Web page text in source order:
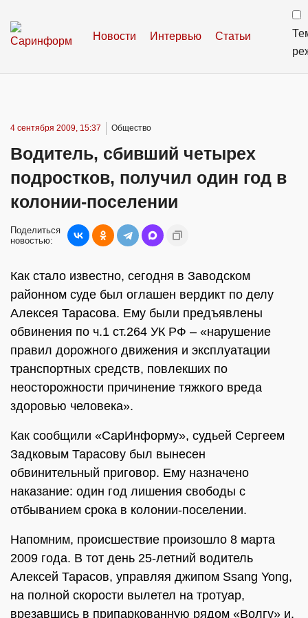
Новости Интервью Статьи
4 сентября 2009, 15:37 Общество
Водитель, сбивший четырех
подростков, получил один год в
колонии-поселении
Поделиться
новостью:
Как стало известно, сегодня в Заводском
районном суде был оглашен вердикт по делу
Алексея Тарасова. Ему были предъявлены
обвинения по ч.1 ст.264 УК РФ – «нарушение
правил дорожного движения и эксплуатации
транспортных средств, повлекших по
неосторожности причинение тяжкого вреда
здоровью человека».
Как сообщили «СарИнформу», судьей Сергеем
Задковым Тарасову был вынесен
обвинительный приговор. Ему назначено
наказание: один год лишения свободы с
отбыванием срока в колонии-поселении.
Напомним, происшествие произошло 8 марта
2009 года. В тот день 25-летний водитель
Алексей Тарасов, управляя джипом Ssang Yong,
на полной скорости вылетел на тротуар,
врезавшись в припаркованную рядом «Волгу» и,